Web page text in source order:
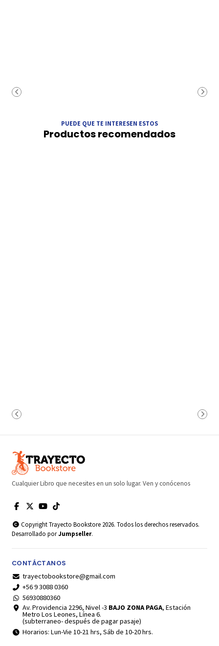
PUEDE QUE TE INTERESEN ESTOS
Productos recomendados
Cualquier Libro que necesites en un solo lugar. Ven y conócenos
Copyright Trayecto Bookstore 2026. Todos los derechos reservados.
Desarrollado porJumpseller.
CONTÁCTANOS
trayectobookstore@gmail.com
+56 9 3088 0360
56930880360
Av. Providencia 2296, Nivel -3 BAJO ZONA PAGA, Estación
Metro Los Leones, Línea 6.
(subterraneo- después de pagar pasaje)
Horarios: Lun-Vie 10-21 hrs, Sáb de 10-20 hrs.